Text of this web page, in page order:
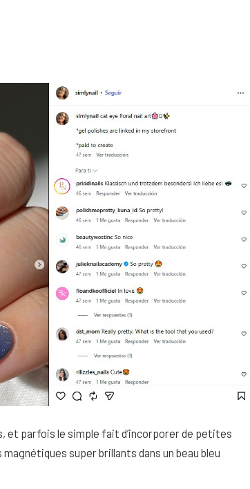
et parfois le simple fait d’incorporer de petites
super brillants dans un beau bleu